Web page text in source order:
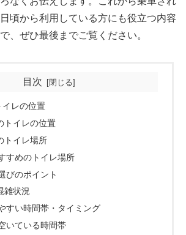
頃から利用している方にも役立つ内容
、ぜひ最後までご覧ください。
目次
イレの位置
トイレの位置
トイレ場所
すめのトイレ場所
びのポイント
雑状況
すい時間帯・タイミング
いている時間帯